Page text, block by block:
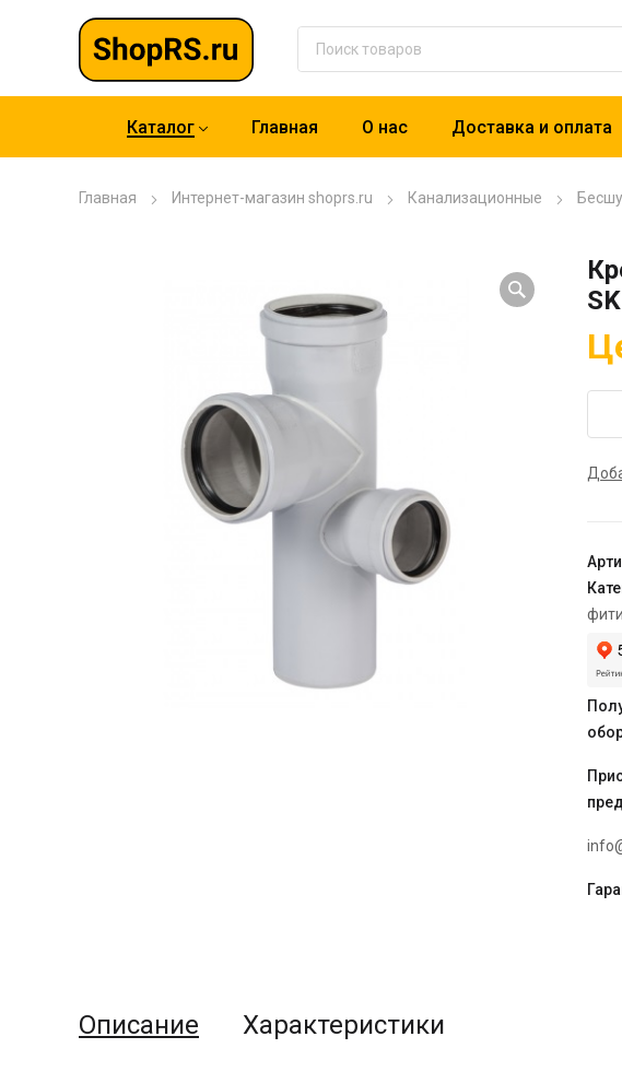
Каталог Главная О нас Доставка и оплата
Главная Интернет-магазин shoprs.ru Канализационные
2-
Описание Характеристики